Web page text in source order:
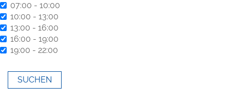
07:00 - 10:00
10:00 - 13:00
13:00 - 16:00
16:00 - 19:00
19:00 - 22:00